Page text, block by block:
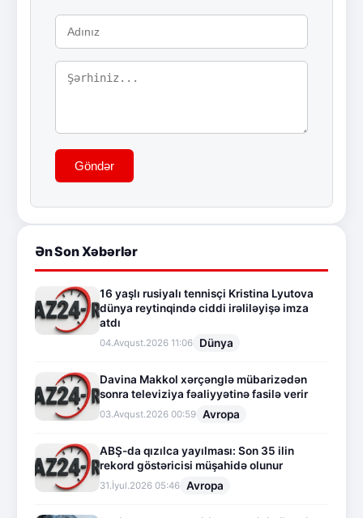
Göndər
Ən Son Xəbərlər
16 yaşlı rusiyalı tennisçi Kristina Lyutova
dünya reytinqində ciddi irəliləyişə imza
atdı
04.Avqust.2026 11:06 Dünya
Davina Makkol xərçənglə mübarizədən
sonra televiziya fəaliyyətinə fasilə verir
03.Avqust.2026 00:59 Avropa
ABŞ-da qızılca yayılması: Son 35 ilin
rekord göstəricisi müşahidə olunur
31.İyul.2026 05:46 Avropa